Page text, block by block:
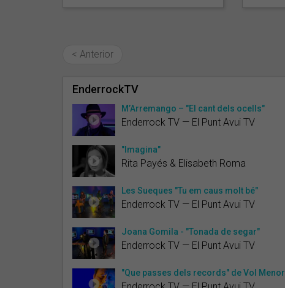
< Anterior
EnderrockTV
M’Arremango – "El cant dels ocells"
Enderrock TV — El Punt Avui TV
"Imagina"
Rita Payés & Elisabeth Roma
Les Sueques "Tu em caus molt bé"
Enderrock TV — El Punt Avui TV
Joana Gomila - "Tonada de segar"
Enderrock TV — El Punt Avui TV
"Que passes dels records" de Vol Menor